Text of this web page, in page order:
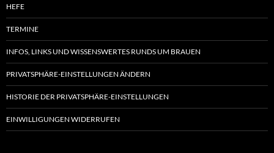
HEFE
TERMINE
INFOS, LINKS UND WISSENSWERTES RUNDS UM BRAUEN
PRIVATSPHÄRE-EINSTELLUNGEN ÄNDERN
HISTORIE DER PRIVATSPHÄRE-EINSTELLUNGEN
EINWILLIGUNGEN WIDERRUFEN